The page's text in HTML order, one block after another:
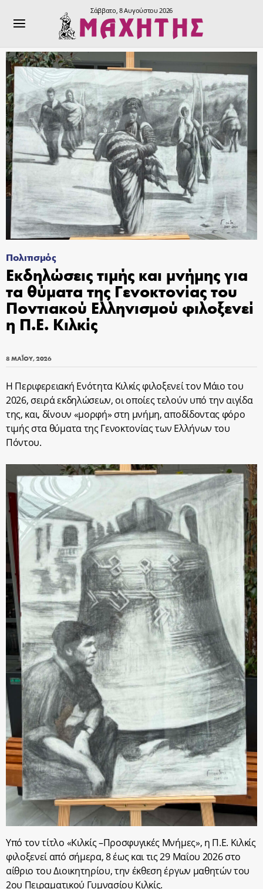
Σάββατο, 8 Αυγούστου 2026
Πολιτισμός
Εκδηλώσεις τιμής και μνήμης για
τα θύματα της Γενοκτονίας του
Ποντιακού Ελληνισμού φιλοξενεί
η Π.Ε. Κιλκίς
8 ΜΑΪ́ΟΥ, 2026
Η Περιφερειακή Ενότητα Κιλκίς φιλοξενεί τον Μάιο του
2026, σειρά εκδηλώσεων, οι οποίες τελούν υπό την αιγίδα
της, και, δίνουν «μορφή» στη μνήμη, αποδίδοντας φόρο
τιμής στα θύματα της Γενοκτονίας των Ελλήνων του
Πόντου.
Υπό τον τίτλο «Κιλκίς –Προσφυγικές Μνήμες», η Π.Ε. Κιλκίς
φιλοξενεί από σήμερα, 8 έως και τις 29 Μαΐου 2026 στο
αίθριο του Διοικητηρίου, την έκθεση έργων μαθητών του
2ου Πειραματικού Γυμνασίου Κιλκίς.